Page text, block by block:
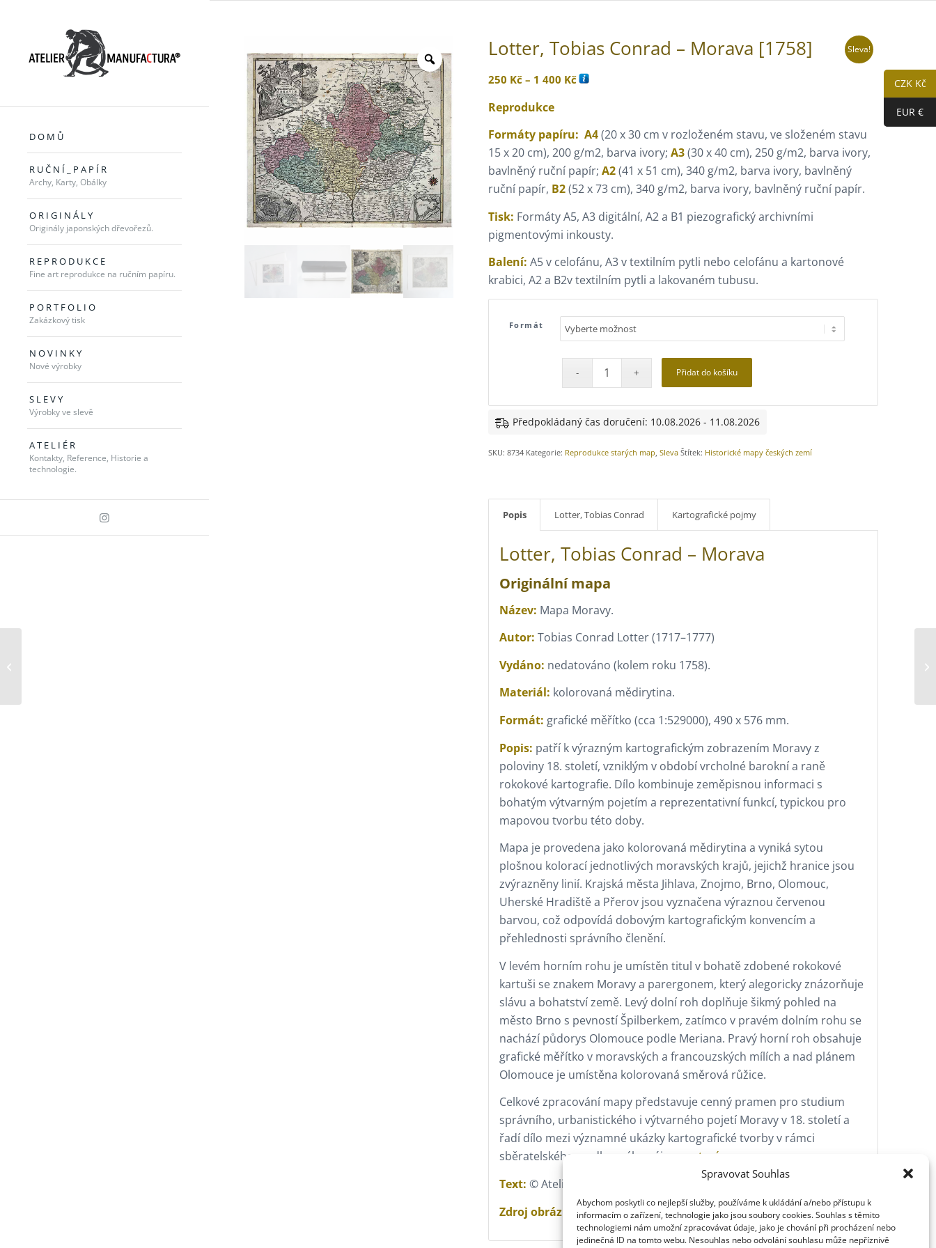
Spravovat Souhlas
Abychom poskytli co nejlepší služby, používáme k ukládání a/nebo přístupu k
informacím o zařízení, technologie jako jsou soubory cookies. Souhlas s těmito
technologiemi nám umožní zpracovávat údaje, jako je chování při procházení nebo
jedinečná ID na tomto webu. Nesouhlas nebo odvolání souhlasu může nepříznivě
D O M Ů
R U Č N Í _ P A P Í R
Archy, Karty, Obálky
O R I G I N Á L Y
Originály japonských dřevořezů.
R E P R O D U K C E
Fine art reprodukce na ručním papíru.
P O R T F O L I O
Zakázkový tisk
N O V I N K Y
Nové výrobky
S L E V Y
Výrobky ve slevě
A T E L I É R
Kontakty, Reference, Historie a
technologie.
Sleva!
Lotter, Tobias Conrad – Morava [1758]
250 Kč – 1 400 KčRozpětí
až
400 Kč
Reprodukce
Formáty papíru: A4(20 x 30 cm v rozloženém stavu, ve složeném stavu
15 x 20 cm), 200 g/m2, barva ivory;A3(30 x 40 cm), 250 g/m2, barva ivory,
bavlněný ruční papír;A2(41 x 51 cm), 340 g/m2, barva ivory, bavlněný
ruční papír, B2(52 x 73 cm), 340 g/m2, barva ivory, bavlněný ruční papír.
Tisk: Formáty A5, A3 digitální, A2 a B1 piezografický archivními
pigmentovými inkousty.
Balení: A5 v celofánu, A3 v textilním pytli nebo celofánu a kartonové
krabici, A2 a B2v textilním pytli a lakovaném tubusu.
Formát
Přidat do košíku
Předpokládaný čas doručení: 10.08.2026 - 11.08.2026
SKU:8734 Kategorie: Reprodukce starých map ,Sleva Štítek: Historické mapy českých zemí
Popis Lotter, Tobias Conrad Kartografické pojmy
Lotter, Tobias Conrad – Morava
Originální mapa
Název: Mapa Moravy.
Autor:Tobias Conrad Lotter (1717–1777)
Vydáno: nedatováno (kolem roku 1758).
Materiál: kolorovaná mědirytina.
Formát: grafické měřítko (cca 1:529000), 490 x 576 mm.
Popis: patří k výrazným kartografickým zobrazením Moravy z
poloviny 18. století, vzniklým v období vrcholné barokní a raně
rokokové kartografie. Dílo kombinuje zeměpisnou informaci s
bohatým výtvarným pojetím a reprezentativní funkcí, typickou pro
mapovou tvorbu této doby.
Mapa je provedena jako kolorovaná mědirytina a vyniká sytou
plošnou kolorací jednotlivých moravských krajů, jejichž hranice jsou
zvýrazněny linií. Krajská města Jihlava, Znojmo, Brno, Olomouc,
Uherské Hradiště a Přerov jsou vyznačena výraznou červenou
barvou, což odpovídá dobovým kartografickým konvencím a
přehlednosti správního členění.
V levém horním rohu je umístěn titul v bohatě zdobené rokokové
kartuši se znakem Moravy a parergonem, který alegoricky znázorňuje
slávu a bohatství země. Levý dolní roh doplňuje šikmý pohled na
město Brno s pevností Špilberkem, zatímco v pravém dolním rohu se
nachází půdorys Olomouce podle Meriana. Pravý horní roh obsahuje
grafické měřítko v moravských a francouzských mílích a nad plánem
Olomouce je umístěna kolorovaná směrová růžice.
Celkové zpracování mapy představuje cenný pramen pro studium
správního, urbanistického i výtvarného pojetí Moravy v 18. století a
řadí dílo mezi významné ukázky kartografické tvorby v rámci
sběratelského a odborného zájmu o
staré mapy
Text: © Atelier Manufactura
Zdroj obrázku:© Historický ústav Akademie věd ČR, Praha.
CZK Kč
EUR €